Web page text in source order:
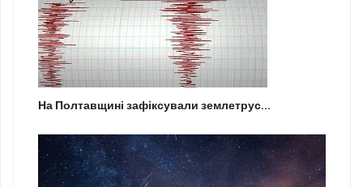
На Полтавщині зафіксували землетрус...